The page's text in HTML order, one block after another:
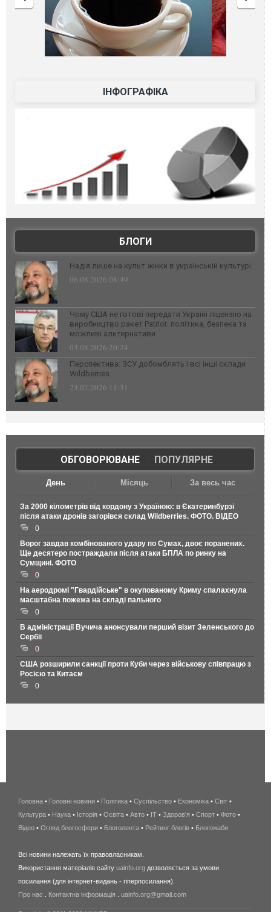
ІНФОГРАФІКА
БЛОГИ
Надія лише на культ жінки в українській культурі
06.08.2026 08:49
Чому США не готові передати Україні ліцензію на
виробництво ракет Patriot: політика, безпека та
можливі альтернативи
03.08.2026 20:24
Перспектива: ЗСУ добомблять і всі інші склади
Wildberries
23.07.2026 11:31
ОБГОВОРЮВАНЕ| ПОПУЛЯРНЕ
День Місяць За весь час
За 2000 кілометрів від кордону з Україною: в Єкатеринбурзі
після атаки дронів загорівся склад Wildberries. ФОТО. ВІДЕО
0
Ворог завдав комбінованого удару по Сумах, двоє поранених.
Ще десятеро постраждали після атаки БПЛА по ринку на
Сумщині. ФОТО
0
На аеродромі "Гвардійське" в окупованому Криму спалахнула
масштабна пожежа на складі пального
0
В адміністрації Вучича анонсували перший візит Зеленського до
Сербії
0
США розширили санкції проти Куби через військову співпрацю з
Росією та Китаєм
0
беспроводной
интернет
киев
wimax
в
Головна • Головні новини • Політика • Суспільство • Економіка • Світ •
Культура • Наука • Історія • Освіта • Авто • IT • Здоров'я • Спорт • Фото •
Відео • Огляд блогосфери • Блоголента • Рейтинг блогів • Блогожаби
Всі новини належать їх правовласникам.
Використання матеріалів сайту uainfo.org дозволяється за умови
посилання (для інтернет-видань - гіперпосилання).
Про нас
Контактна інформація uainfo.org@gmail.com